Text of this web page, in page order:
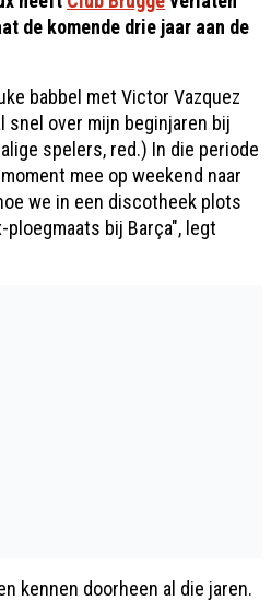
de komende drie jaar aan de
babbel met Victor Vazquez
snel over mijn beginjaren bij
spelers, red.) In die periode
mee op weekend naar
we in een discotheek plots
bij Barça", legt
kennen doorheen al die jaren.